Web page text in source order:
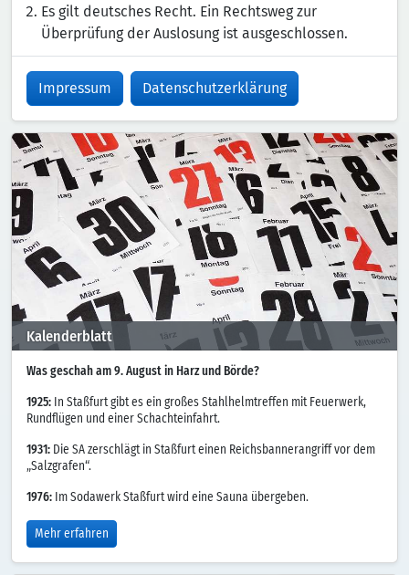
Es gilt deutsches Recht. Ein Rechtsweg zur
Überprüfung der Auslosung ist ausgeschlossen.
Impressum Datenschutzerklärung
Kalenderblatt
Was geschah am 9. August in Harz und Börde?
1925: In Staßfurt gibt es ein großes Stahlhelmtreffen mit Feuerwerk,
Rundflügen und einer Schachteinfahrt.
1931: Die SA zerschlägt in Staßfurt einen Reichsbannerangriff vor dem
„Salzgrafen“.
1976: Im Sodawerk Staßfurt wird eine Sauna übergeben.
Mehr erfahren